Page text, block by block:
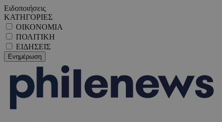
Ειδοποιήσεις
ΚΑΤΗΓΟΡΙΕΣ
ΟΙΚΟΝΟΜΙΑ
ΠΟΛΙΤΙΚΗ
ΕΙΔΗΣΕΙΣ